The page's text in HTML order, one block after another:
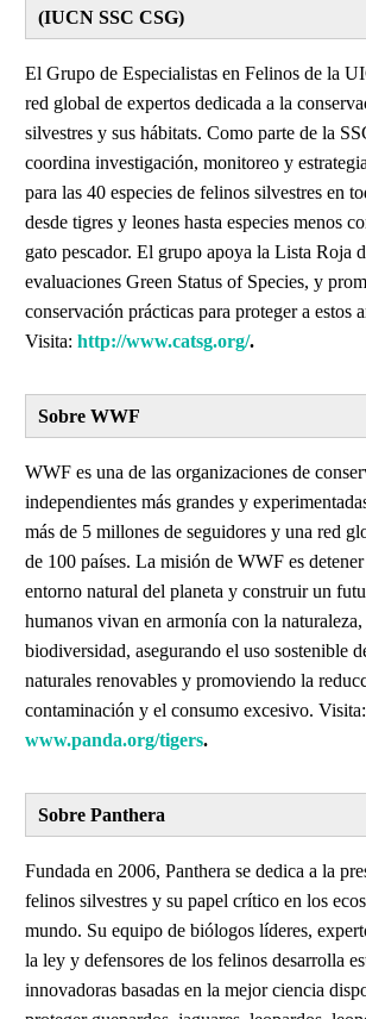
(IUCN SSC CSG)
El Grupo de Especialistas en Felinos de la
red global de expertos dedicada a la
silvestres y sus hábitats. Como parte de la
coordina investigación, monitoreo y
para las 40 especies de felinos silvestres en
desde tigres y leones hasta especies menos
gato pescador. El grupo apoya la Lista Roja
evaluaciones Green Status of Species, y
conservación prácticas para proteger a estos
Visita: http://www.catsg.org/.
Sobre WWF
WWF es una de las organizaciones de
independientes más grandes y
más de 5 millones de seguidores y una red
de 100 países. La misión de WWF es
entorno natural del planeta y construir un
humanos vivan en armonía con la
biodiversidad, asegurando el uso sostenible
naturales renovables y promoviendo la
contaminación y el consumo excesivo. Visita:
www.panda.org/tigers.
Sobre Panthera
Fundada en 2006, Panthera se dedica a la
felinos silvestres y su papel crítico en los
mundo. Su equipo de biólogos líderes,
la ley y defensores de los felinos desarrolla
innovadoras basadas en la mejor ciencia